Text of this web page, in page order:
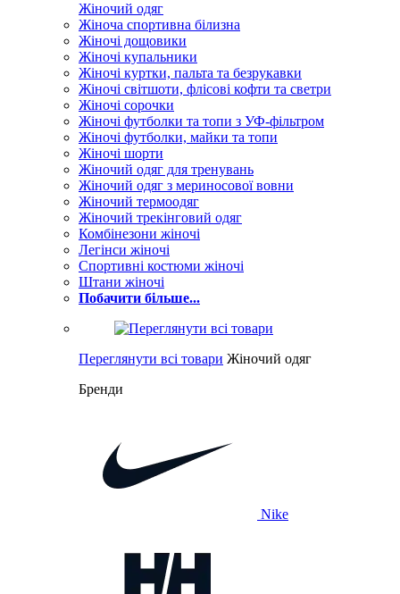
Жіночий одяг
Жіноча спортивна білизна
Жіночі дощовики
Жіночі купальники
Жіночі куртки, пальта та безрукавки
Жіночі світшоти, флісові кофти та светри
Жіночі сорочки
Жіночі футболки та топи з УФ-фільтром
Жіночі футболки, майки та топи
Жіночі шорти
Жіночий одяг для тренувань
Жіночий одяг з мериносової вовни
Жіночий термоодяг
Жіночий трекінговий одяг
Комбінезони жіночі
Легінси жіночі
Спортивні костюми жіночі
Штани жіночі
Побачити більше...
Переглянути всі товари Жіночий одяг
Бренди
Nike